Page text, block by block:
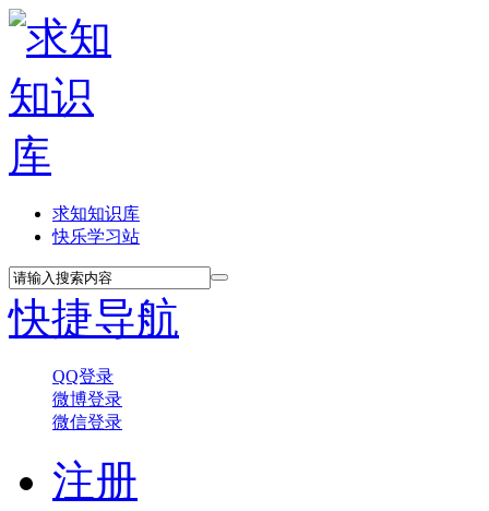
求知知识库
快乐学习站
快捷导航
QQ登录
微博登录
微信登录
注册